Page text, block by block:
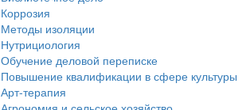
Коррозия
Методы изоляции
Нутрициология
Обучение деловой переписке
Повышение квалификации в сфере культуры
Арт-терапия